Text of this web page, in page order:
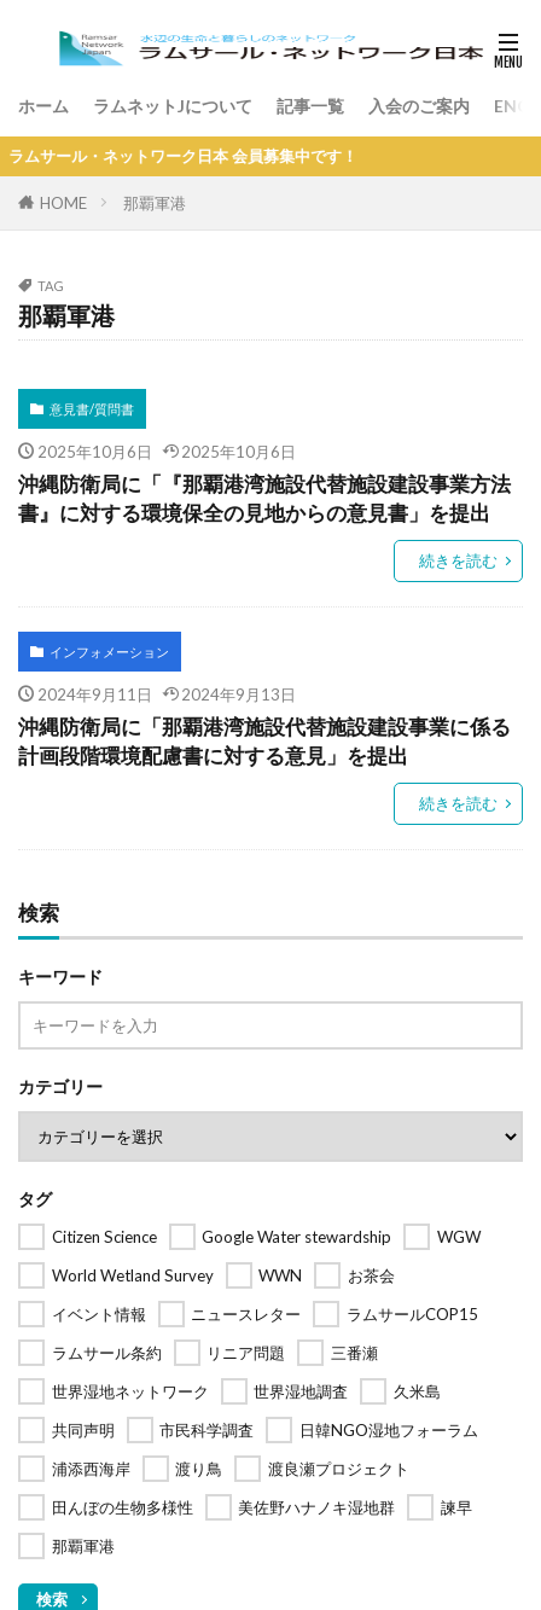
ホーム ラムネットJについて 記事一覧 入会のご案内
サール・ネットワーク日本 会員募集中です！
HOME 那覇軍港
TAG
那覇軍港
意見書/質問書
2025年10月6日 2025年10月6日
沖縄防衛局に「『那覇港湾施設代替施設建設事業方法
書』に対する環境保全の見地からの意見書」を提出
続きを読む
インフォメーション
2024年9月11日 2024年9月13日
沖縄防衛局に「那覇港湾施設代替施設建設事業に係る
計画段階環境配慮書に対する意見」を提出
続きを読む
検索
キーワード
カテゴリー
タグ
Citizen Science Google Water stewardship
WGW
World Wetland Survey
WWN
お茶会
イベント情報
ニュースレター
ラムサールCOP15
ラムサール条約
リニア問題
三番瀬
世界湿地ネットワーク
世界湿地調査
久米島
共同声明
市民科学調査
日韓NGO湿地フォーラム
浦添西海岸
渡り鳥
渡良瀬プロジェクト
田んぼの生物多様性
美佐野ハナノキ湿地群
諫早
那覇軍港
検索